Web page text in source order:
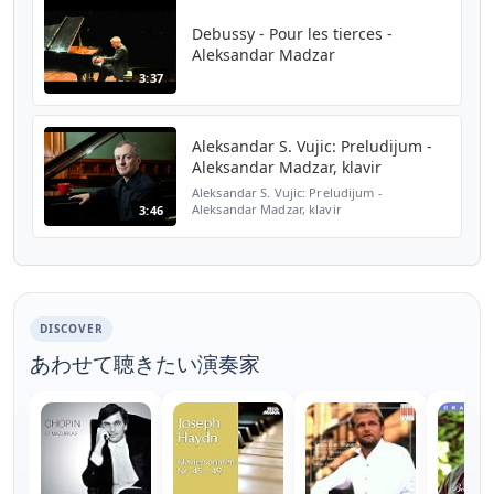
3:37
Debussy - Pour les tierces -
Aleksandar Madzar
3:46
Aleksandar S. Vujic: Preludijum -
Aleksandar Madzar, klavir
Aleksandar S. Vujic: Preludijum -
Aleksandar Madzar, klavir
DISCOVER
あわせて聴きたい演奏家